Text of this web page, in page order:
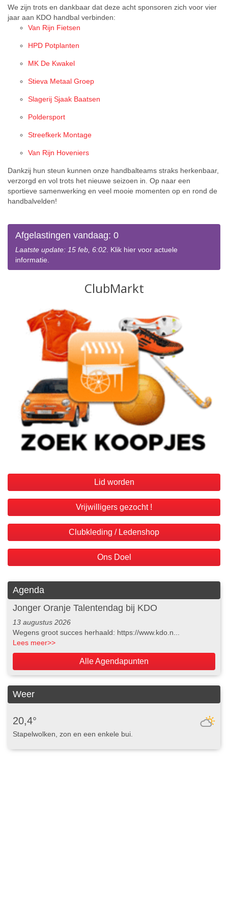
We zijn trots en dankbaar dat deze acht sponsoren zich voor vier
jaar aan KDO handbal verbinden:
Van Rijn Fietsen
HPD Potplanten
MK De Kwakel
Stieva Metaal Groep
Slagerij Sjaak Baatsen
Poldersport
Streefkerk Montage
Van Rijn Hoveniers
Dankzij hun steun kunnen onze handbalteams straks herkenbaar,
verzorgd en vol trots het nieuwe seizoen in. Op naar een
sportieve samenwerking en veel mooie momenten op en rond de
handbalvelden!
Afgelastingen vandaag: 0
Laatste update: 15 feb, 6:02. Klik hier voor actuele
informatie.
Lid worden
Vrijwilligers gezocht !
Clubkleding / Ledenshop
Ons Doel
Agenda
Jonger Oranje Talentendag bij KDO
13 augustus 2026
Wegens groot succes herhaald: https://www.kdo.n...
Lees meer>>
Alle Agendapunten
Weer
20,4°
Stapelwolken, zon en een enkele bui